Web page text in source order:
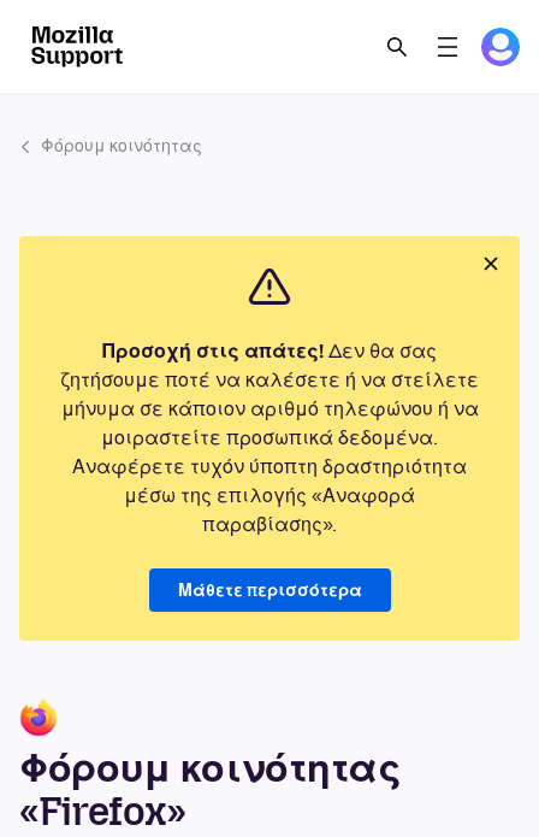
Φόρουμ κοινότητας
Προσοχή στις απάτες! Δεν θα σας
ζητήσουμε ποτέ να καλέσετε ή να στείλετε
μήνυμα σε κάποιον αριθμό τηλεφώνου ή να
μοιραστείτε προσωπικά δεδομένα.
Αναφέρετε τυχόν ύποπτη δραστηριότητα
μέσω της επιλογής «Αναφορά
παραβίασης».
Μάθετε περισσότερα
Φόρουμ κοινότητας
«Firefox»